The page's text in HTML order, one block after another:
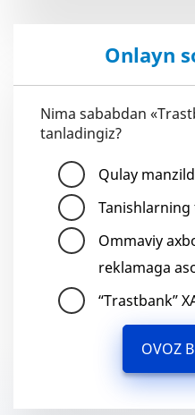
Onlayn
Nima sababdan
tanladingiz?
Qulay
Ommaviy
reklamaga
“Trastbank”
OVOZ